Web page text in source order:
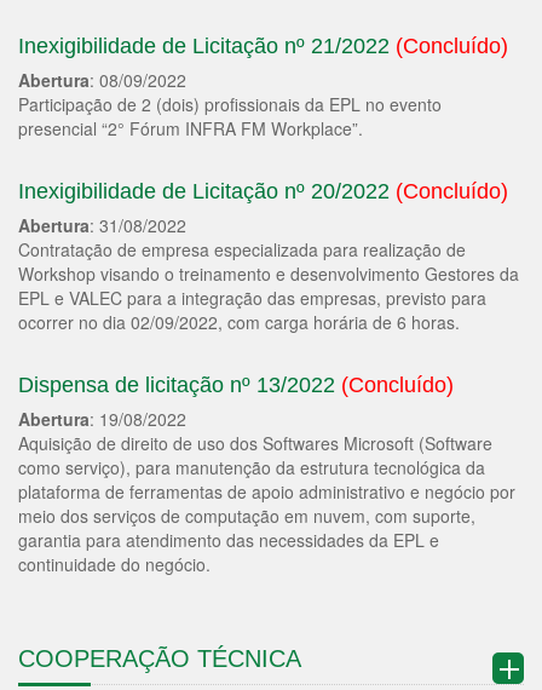
Inexigibilidade de Licitação nº 21/2022 (Concluído)
Abertura: 08/09/2022
Participação de 2 (dois) profissionais da EPL no evento
presencial “2° Fórum INFRA FM Workplace”.
Inexigibilidade de Licitação nº 20/2022 (Concluído)
Abertura: 31/08/2022
Contratação de empresa especializada para realização de
Workshop visando o treinamento e desenvolvimento Gestores da
EPL e VALEC para a integração das empresas, previsto para
ocorrer no dia 02/09/2022, com carga horária de 6 horas.
Dispensa de licitação nº 13/2022 (Concluído)
Abertura: 19/08/2022
Aquisição de direito de uso dos Softwares Microsoft (Software
como serviço), para manutenção da estrutura tecnológica da
plataforma de ferramentas de apoio administrativo e negócio por
meio dos serviços de computação em nuvem, com suporte,
garantia para atendimento das necessidades da EPL e
continuidade do negócio.
COOPERAÇÃO TÉCNICA